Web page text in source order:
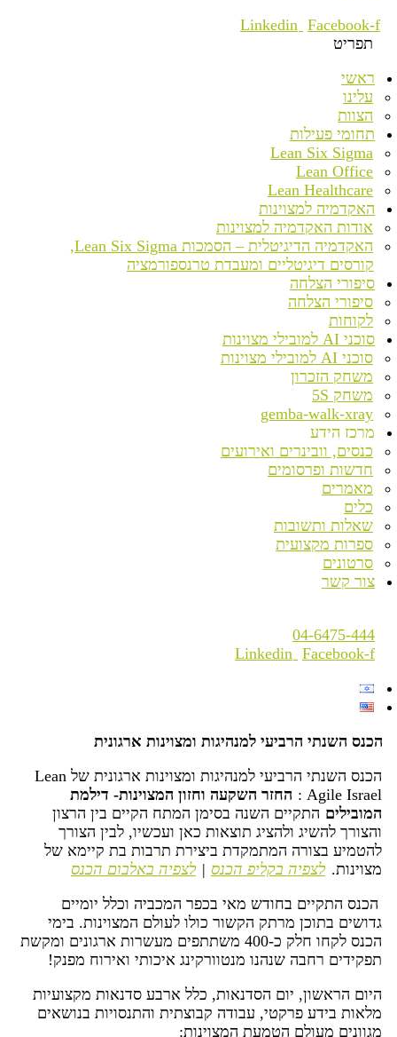
Linkedin Facebook-f
תפריט
ראשי
עלינו
הצוות
תחומי פעילות
Lean Six Sigma
Lean Office
Lean Healthcare
האקדמיה למצוינות
אודות האקדמיה למצוינות
האקדמיה הדיגיטלית – הסמכות Lean Six Sigma,
קורסים דיגיטליים ומעבדת טרנספורמציה
סיפורי הצלחה
סיפורי הצלחה
לקוחות
סוכני AI למובילי מצוינות
סוכני AI למובילי מצוינות
משחק הזכרון
משחק 5S
gemba-walk-xray
מרכז הידע
כנסים, וובינרים ואירועים
חדשות ופרסומים
מאמרים
כלים
שאלות ותשובות
ספרות מקצועית
סרטונים
צור קשר
04-6475-444
Linkedin Facebook-f
הכנס השנתי הרביעי למנהיגות ומצוינות ארגונית
הכנס השנתי הרביעי למנהיגות ומצוינות ארגונית של Lean
Agile Israel :
החזר השקעה וחזון המצוינות- דילמת
המובילים התקיים השנה בסימן המתח הקיים בין הרצון
והצורך להשיג ולהציג תוצאות כאן ועכשיו, לבין הצורך
להטמיע בצורה המתמקדת ביצירת תרבות בת קיימא של
מצוינות. לצפיה בקליפ הכנס | לצפיה באלבום הכנס
הכנס התקיים בחודש מאי בכפר המכביה וכלל יומיים
גדושים בתוכן מרתק הקשור כולו לעולם המצוינות. בימי
הכנס לקחו חלק כ-400 משתתפים מעשרות ארגונים ומקשת
תפקידים רחבה שנהנו מנטוורקינג איכותי ואירוח מפנק!
היום הראשון, יום הסדנאות, כלל ארבע סדנאות מקצועיות
מלאות בידע פרקטי, עבודה קבוצתית והתנסויות בנושאים
מגוונים מעולם הטמעת המצוינות: